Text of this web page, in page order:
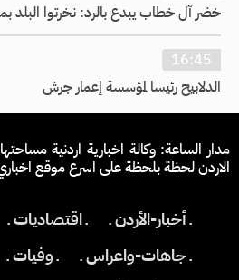
خضر آل خطاب يبدع بالرد: نخرتوا البلد
16:45
الدلابيح رئيسا لمؤسسة إعمار جرش
مدار الساعة: وكالة اخبارية اردنية
الاردن لحظة بلحظة على اسرع موقع اخباري
ـ أخبار-الأردن ـ ـ اقتصاديات ـ
ـ جاهات-واعراس ـ
ـ وفيات ـ